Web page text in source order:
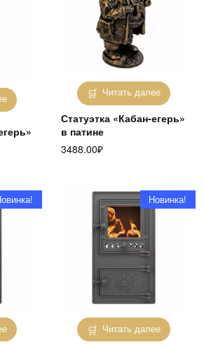
Читать далее
Статуэтка «Кабан-егерь»
в патине
3488.00₽
Читать далее
Новинка!